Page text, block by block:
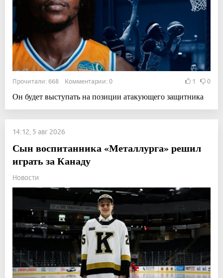
Прочитали: 668 Комментарии: 0 1 0
Он будет выступать на позиции атакующего защитника
14:12, 5 авг 2026
Сын воспитанника «Металлурга» решил
играть за Канаду
Новости